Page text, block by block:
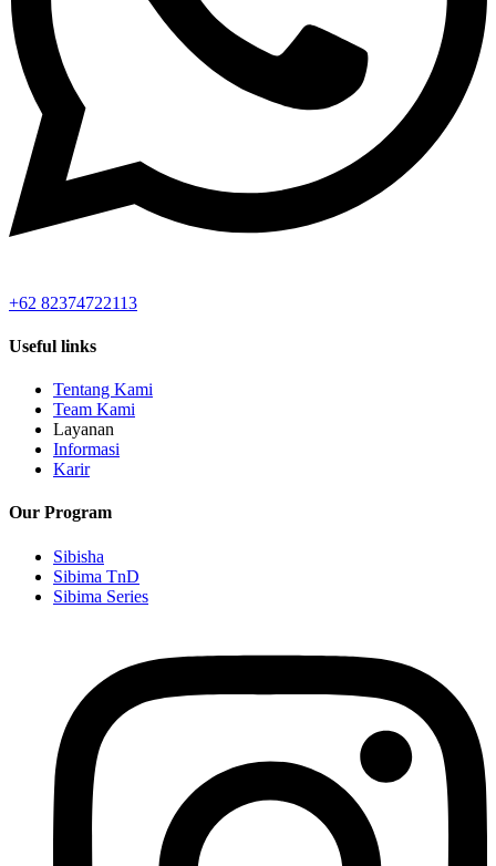
+62 82374722113
Useful links
Tentang Kami
Team Kami
Layanan
Informasi
Karir
Our Program
Sibisha
Sibima TnD
Sibima Series